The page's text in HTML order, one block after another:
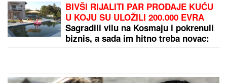
BIVŠI RIJALITI PAR PRODAJE KUĆU
U KOJU SU ULOŽILI 200.000 EVRA
Sagradili vilu na Kosmaju i pokrenuli
biznis, a sada im hitno treba novac: